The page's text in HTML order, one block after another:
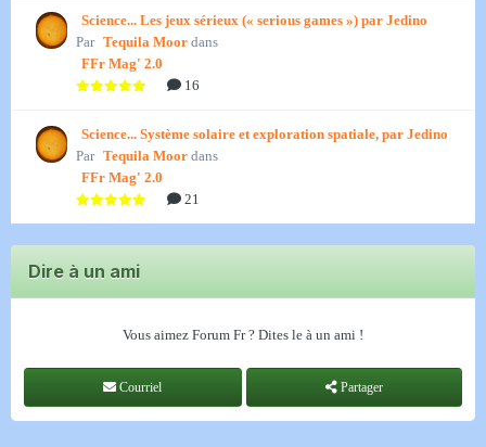
Science... Les jeux sérieux (« serious games ») par Jedino
Par Tequila Moor dans
FFr Mag' 2.0
16
Science... Système solaire et exploration spatiale, par Jedino
Par Tequila Moor dans
FFr Mag' 2.0
21
Dire à un ami
Vous aimez Forum Fr ? Dites le à un ami !
Courriel Partager